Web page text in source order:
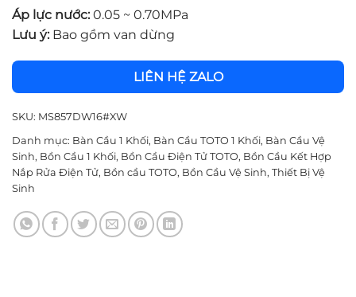
Áp lực nước: 0.05 ~ 0.70MPa
Lưu ý: Bao gồm van dừng
LIÊN HỆ ZALO
SKU: MS857DW16#XW
Danh mục: Bàn Cầu 1 Khối, Bàn Cầu TOTO 1 Khối, Bàn Cầu Vệ
Sinh, Bồn Cầu 1 Khối, Bồn Cầu Điện Tử TOTO, Bồn Cầu Kết Hợp
Nắp Rửa Điện Tử, Bồn cầu TOTO, Bồn Cầu Vệ Sinh, Thiết Bị Vệ
Sinh